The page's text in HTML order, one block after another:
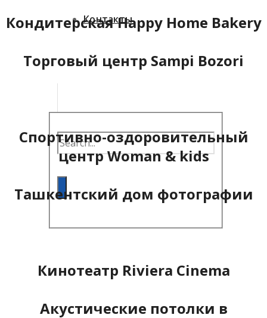
Контакты
Кондитерская Happy Home Bakery
Торговый центр Sampi Bozori
Спортивно-оздоровительный
центр Woman & kids
Ташкентский дом фотографии
Кинотеатр Riviera Cinema
Акустические потолки в